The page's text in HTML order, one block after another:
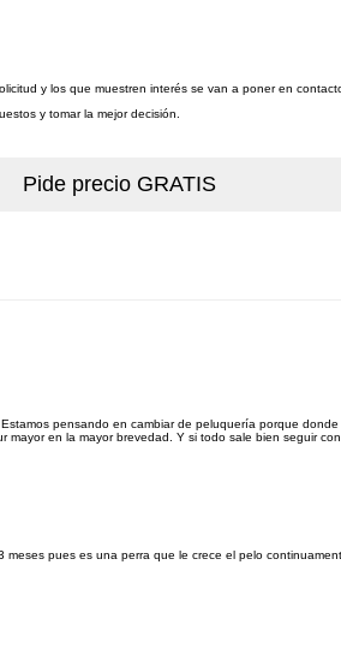
y los que muestren interés se van a poner en
y tomar la mejor decisión.
pensando en cambiar de peluquería porque
en la mayor brevedad. Y si todo sale bien seguir con
pues es una perra que le crece el pelo